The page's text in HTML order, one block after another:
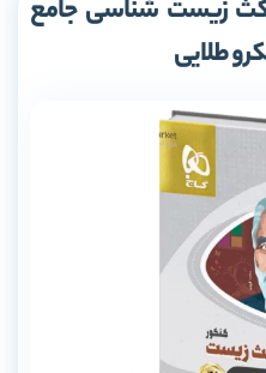
زیست شناسی جامع
طلایی